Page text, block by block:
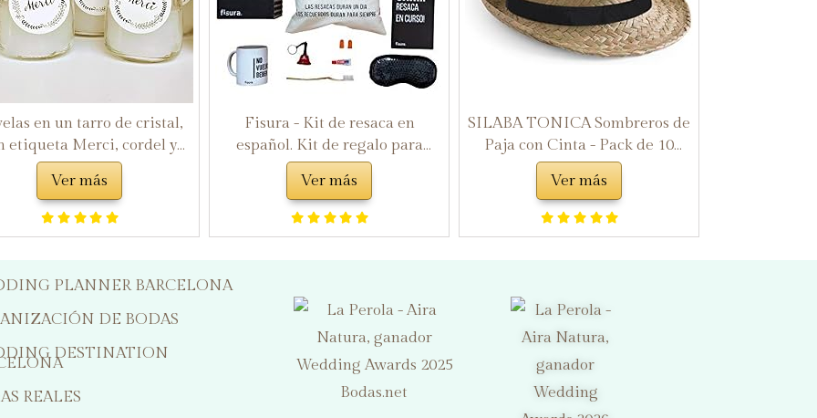
en un tarro de cristal,
etiqueta Merci, cordel y
de corcho, ideal como
para invitados y bodas
Ver más
Fisura - Kit de resaca en
español. Kit de regalo para
bodas, cumpleños y fiestas. Kit
de supervivencia unisex. Regalo
gracioso para amigos. 8
productos
Ver más
SILABA TONICA Sombreros de
Paja con Cinta - Pack de 10
Sombreros - Gorro Estilo Tirolés
para Eventos - Disponible en
Dos Colores - Cinta con Color a
Elegir
Ver más
PLANNER BARCELONA
DE BODAS
DESTINATION
REALES